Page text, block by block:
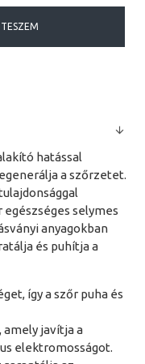
hatással
a szőrzetet.
selymes
anyagokban
és puhítja a
így a szőr puha és
amely javítja a
elektromosságot.